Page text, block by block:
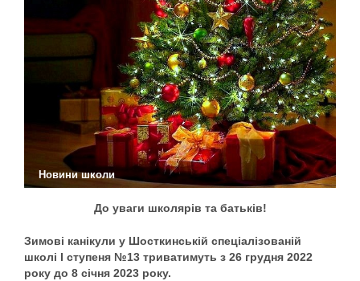
Новини школи
До уваги школярів та батьків!
Зимові канікули у Шосткинській спеціалізованій
школі І ступеня №13 триватимуть з 26 грудня 2022
року до 8 січня 2023 року.